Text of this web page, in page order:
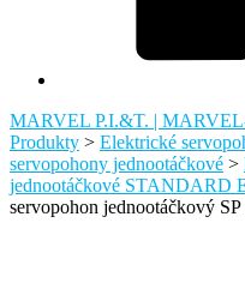
MARVEL P.I.&T. |
Produkty > Elektrické
servopohony jednootáčkové >
jednootáčkové STANDARD
servopohon jednootáčkový